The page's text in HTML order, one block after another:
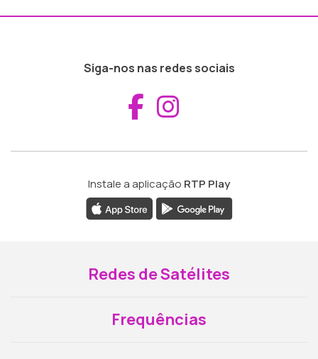
Siga-nos nas redes sociais
Aceder ao
Instale a aplicação RTP Play
Redes de Satélites
Frequências